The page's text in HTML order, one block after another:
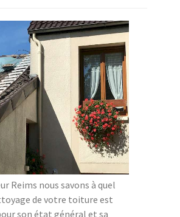
Reims nous savons à quel
de votre toiture est
son état général et sa